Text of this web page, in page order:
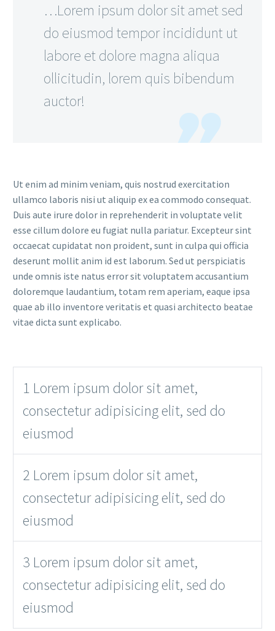
…Lorem ipsum dolor sit amet sed
do eiusmod tempor incididunt ut
labore et dolore magna aliqua
ollicitudin, lorem quis bibendum
auctor!
Ut enim ad minim veniam, quis nostrud exercitation
ullamco laboris nisi ut aliquip ex ea commodo consequat.
Duis aute irure dolor in reprehenderit in voluptate velit
esse cillum dolore eu fugiat nulla pariatur. Excepteur sint
occaecat cupidatat non proident, sunt in culpa qui officia
deserunt mollit anim id est laborum. Sed ut perspiciatis
unde omnis iste natus error sit voluptatem accusantium
doloremque laudantium, totam rem aperiam, eaque ipsa
quae ab illo inventore veritatis et quasi architecto beatae
vitae dicta sunt explicabo.
1 Lorem ipsum dolor sit amet,
consectetur adipisicing elit, sed do
eiusmod
2 Lorem ipsum dolor sit amet,
consectetur adipisicing elit, sed do
eiusmod
3 Lorem ipsum dolor sit amet,
consectetur adipisicing elit, sed do
eiusmod